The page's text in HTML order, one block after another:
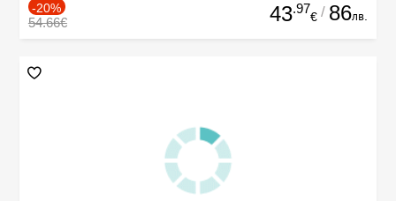
-20%
54.66€ 43.97
€ / 86лв.